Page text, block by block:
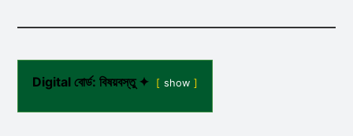
Digital বোর্ড: বিষয়বস্তু ✦ show